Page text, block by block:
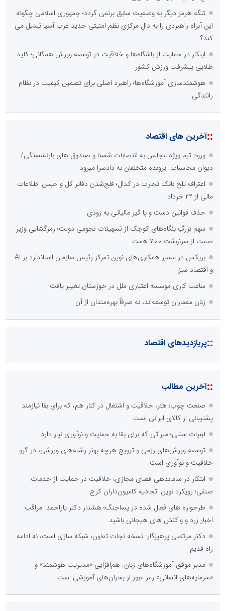
تنگه هرمز دیگر به وضعیت سابق برنمی گردد؛ جمهوری اسلامی چگونه
این آبراه راهبردی را به دال مرکزی نظم امنیتی جدید غرب آسیا تبدیل می
کند؟
ابتکار در حمایت از باشگاه‌ها و خلاقیت در توسعه ورزش همگانی؛ کلید
طلایی پیشرفت ورزش کشور
هوشمندسازی آموزشگاه‌ها؛ راهبرد اصلی برای تضمین کیفیت در نظام
رانندگی
::آخرین های اقتصاد
ورود تیم ویژه مجلس به انتصابات شستا و صندوق های بازنشستگی/
دیوان محاسبات: پرونده متخلفان به دادسرا میرود
اعتراف تلخ بانک تجارت در کدال؛ فلج‌شدن دفاتر کل و حبس اطلاعات
مالی از ۲۲ خرداد
حذف قوانین دست و پا گیر مالیاتی به زودی
سهم بزرگِ بنگاه‌های کوچک از تسهیلات نجومی دولت؛ رمزگشایی وزیر
صمت از سرنوشت ۷۰۰ همت
بریکس در مسیر همکاری‌های نوین تمرکز رئیس سازمان استاندارد بر AI
و اقتصاد سبز
ساعت کاری موسسه اعتباری ملل در خوزستان تغییر یافت
زنان معماران توسعه‌اند، نه صرفاً بهره‌مندان از آن
::پربازدیدهای اقتصاد
::آخرین مطالب
صنعت چوب؛ هنر، خلاقیت و اشتغال در کنار هم، که برای بقا نیازمند
پشتیبانی از کالای ایرانی است
لبنیات سنتی؛ میراثی که برای بقا به حمایت و نوآوری نیاز دارد
توسعه ورزش‌های رزمی و ترویج هرچه بهتر رشته‌های ورزشی، در گرو
خلاقیت و نوآوری است
ابتکار در ساماندهی فضای مجازی، خلاقیت در حمایت از خدمات
صنفی؛ رویکرد نوین اتحادیه کامیون‌داران کرج
طرحواره های فعال شده در پساجنگ؛ هشدار دکتر یاراحمد: مراقب
اخبار زرد و واکنش های هیجانی باشید
دکتر مرتضی پرهیزگار: نسخه نجات تعاون، شبکه سازی است، نه ادامه
راه قدیم
مدیر موفق آموزشگاه‌های زبان: هم‌افزایی «مدیریت هوشمند» و
«سرمایه‌های انسانی» رمز عبور از بحران‌های آموزشی است